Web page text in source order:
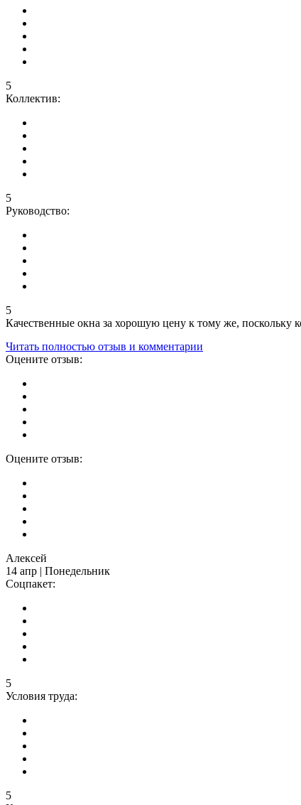
5
Коллектив:
5
Руководство:
5
Качественные окна за хорошую цену к тому же, поскольку
Читать полностью отзыв и комментарии
Оцените отзыв:
Оцените отзыв:
Алексей
14 апр | Понедельник
Соцпакет:
5
Условия труда:
5